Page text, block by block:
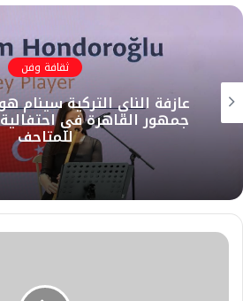
و
ع
و
ي
ي
ب
ك
و
ت
ر
ي
ك
د
إ
ن
و
ي
و
ب
ثقافة وفن
عازفة الناي التركية سينام
جمهور القاهرة في
للمتاحف